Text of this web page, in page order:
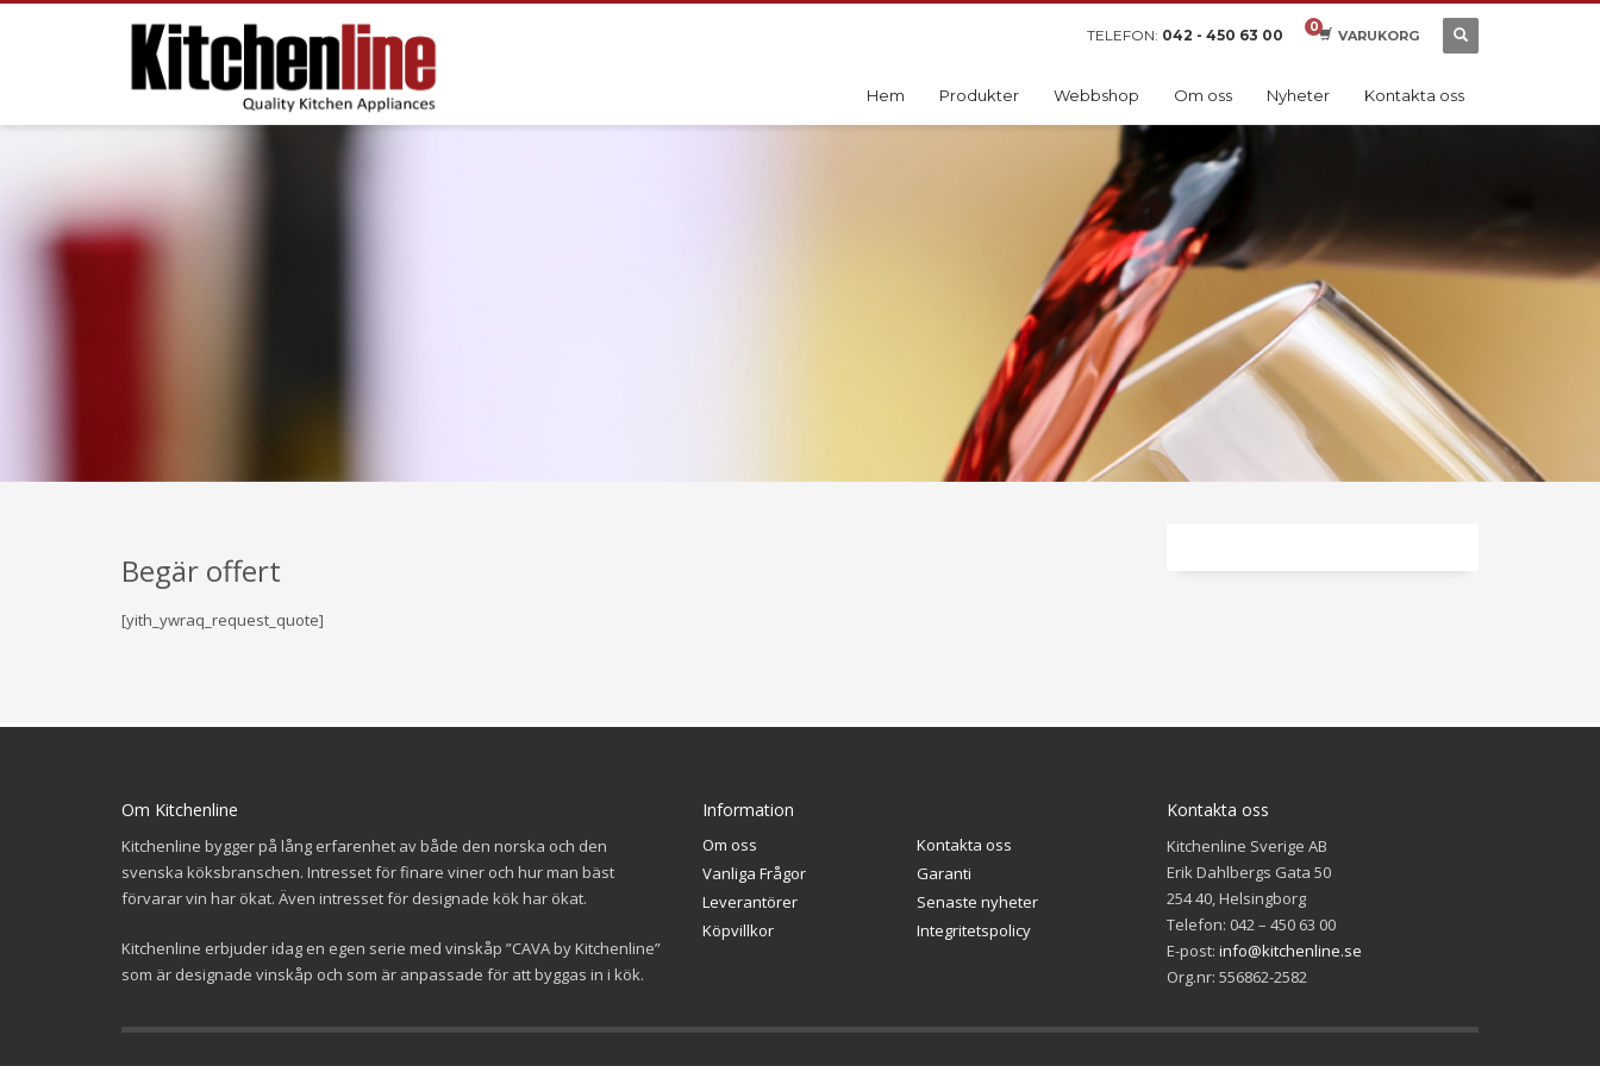
TELEFON: 042 - 450 63 00 VARUKORG
Hem Produkter Webbshop Om oss Nyheter Kontakta oss
Begär offert
[yith_ywraq_request_quote]
Om Kitchenline
Kitchenline bygger på lång erfarenhet av både den norska och den
svenska köksbranschen. Intresset för finare viner och hur man bäst
förvarar vin har ökat. Även intresset för designade kök har ökat.
Kitchenline erbjuder idag en egen serie med vinskåp ”CAVA by Kitchenline”
som är designade vinskåp och som är anpassade för att byggas in i kök.
Information
Om oss
Kontakta oss
Vanliga Frågor
Garanti
Leverantörer
Senaste nyheter
Köpvillkor
Integritetspolicy
Kontakta oss
Kitchenline Sverige AB
Erik Dahlbergs Gata 50
254 40, Helsingborg
Telefon: 042 – 450 63 00
E-post: info@kitchenline.se
Org.nr: 556862-2582